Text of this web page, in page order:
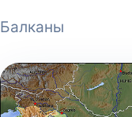
Балканы